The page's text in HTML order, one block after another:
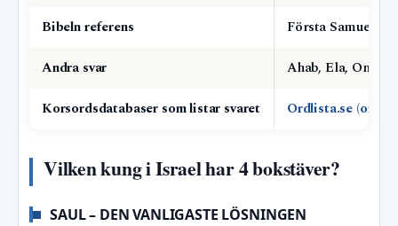
Bibeln referens
Första
Andra svar
Ahab, Ela, Omri
Korsordsdatabaser som listar svaret
Ordlista.se
Vilken kung i Israel har 4 bokstäver?
SAUL – DEN VANLIGASTE LÖSNINGEN